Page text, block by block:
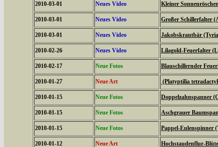
2010-03-01 Neues Video Kleiner
2010-03-01 Neues Video Großer Schillerfalter
2010-03-01 Neues Video Jakobskrautbär (Tyria
2010-02-26 Neues Video Lilagold-Feuerfalter
2010-02-17 Neue Fotos Blauschillernder
2010-01-27 Neue Art (Platyptilia
2010-01-15 Neue Fotos Doppelzahnspanner
2010-01-15 Neue Fotos Aschgrauer
2010-01-15 Neue Fotos Pappel-Eulenspinner
2010-01-12 Neue Art Hochstaudenflur-